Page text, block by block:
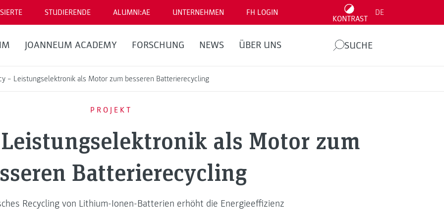
STUDIERENDE ALUMNI:AE UNTERNEHMEN FH LOGIN
KONTRAST
DE
JOANNEUM ACADEMY FORSCHUNG NEWS ÜBER UNS SUCHE
− Leistungselektronik als Motor zum besseren Batterierecycling
PROJEKT
als Motor zum
Batterierecycling
Recycling von Lithium-Ionen-Batterien erhöht die Energieeffizienz